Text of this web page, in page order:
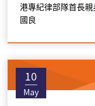
港專紀律部隊首長
國良
10
May